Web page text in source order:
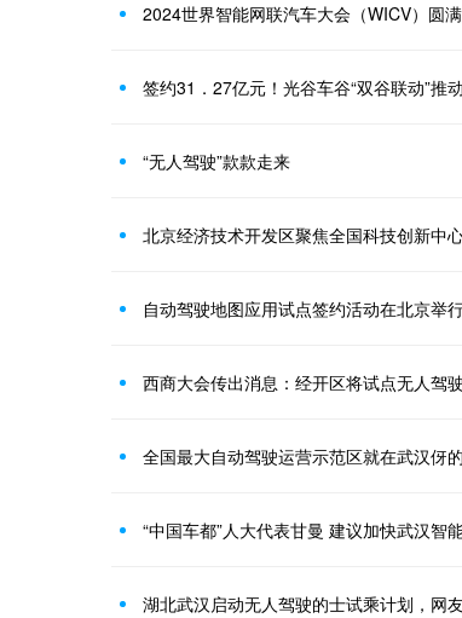
2024世界智能网联汽车大会（WICV）圆
签约31．27亿元！光谷车谷“双谷联动”推
“无人驾驶”款款走来
自动驾驶地图应用试点签约活动在北京举
西商大会传出消息：经开区将试点无人驾
全国最大自动驾驶运营示范区就在武汉伢
“中国车都”人大代表甘曼 建议加快武汉智
湖北武汉启动无人驾驶的士试乘计划，网